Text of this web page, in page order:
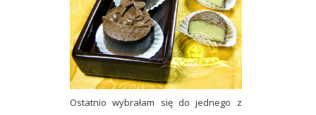
Ostatnio wybrałam się do jednego z